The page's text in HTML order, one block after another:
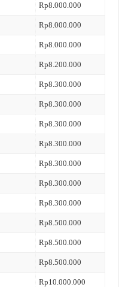
Rp8.000.000
Rp8.000.000
Rp8.000.000
Rp8.200.000
Rp8.300.000
Rp8.300.000
Rp8.300.000
Rp8.300.000
Rp8.300.000
Rp8.300.000
Rp8.300.000
Rp8.500.000
Rp8.500.000
Rp8.500.000
Rp10.000.000